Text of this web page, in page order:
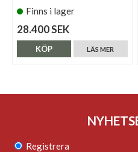
Finns i lager
28.400 SEK
LÄS MER
KÖP
Registrera